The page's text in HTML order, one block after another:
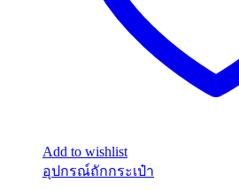
Add to wishlist
อุปกรณ์ถักกระเป๋า